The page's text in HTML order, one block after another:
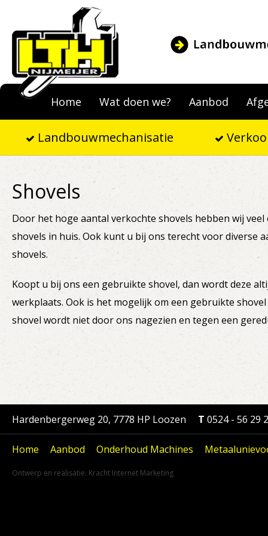
Home Wat doen we? Aanbod
Landbouwmechanisatie
Shovels
Door het hoge aantal verkochte shovels hebben wij
shovels in huis. Ook kunt u bij ons terecht voor diverse
shovels.
Koopt u bij ons een gebruikte shovel, dan wordt deze
werkplaats. Ook is het mogelijk om een gebruikte
shovel wordt niet door ons nagezien en tegen een
Hardenbergerweg 20, 7778 HP Loozen T 0524 - 56 29
Home Aanbod Onderhoud Machines
Ontwerp en realisatie: Kracht Internet Marketing